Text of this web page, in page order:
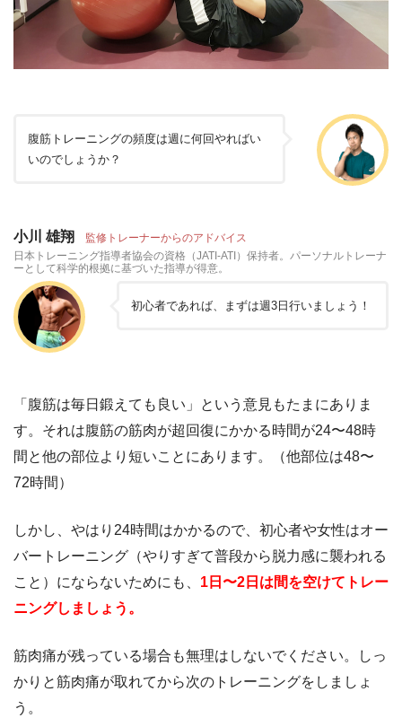
腹筋トレーニングの頻度は週に何回やればい
いのでしょうか？
小川 雄翔 監修トレーナーからのアドバイス
日本トレーニング指導者協会の資格（JATI-ATI）保持者。パーソナルトレーナ
ーとして科学的根拠に基づいた指導が得意。
初心者であれば、まずは週3日行いましょう！
「腹筋は毎日鍛えても良い」という意見もたまにありま
す。それは腹筋の筋肉が超回復にかかる時間が24〜48時
間と他の部位より短いことにあります。（他部位は48〜
72時間）
しかし、やはり24時間はかかるので、初心者や女性はオー
バートレーニング（やりすぎて普段から脱力感に襲われる
こと）にならないためにも、 1日〜2日は間を空けてトレー
ニングしましょう。
筋肉痛が残っている場合も無理はしないでください。しっ
かりと筋肉痛が取れてから次のトレーニングをしましょ
う。